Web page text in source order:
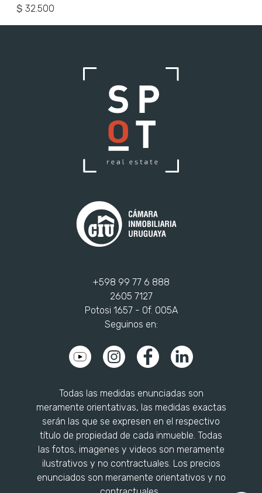
$ 32.500
+598 99 77 6 888
2605 7127
Potosi 1657 - Of. 005A
Seguinos en:
Todas las medidas enunciadas son
meramente orientativas, las medidas exactas
serán las que se expresen en el respectivo
título de propiedad de cada inmueble. Todas
las fotos, imagenes y videos son meramente
ilustrativos y no contractuales. Los precios
enunciados son meramente orientativos y no